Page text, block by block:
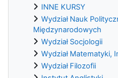
INNE KURSY
Wydział Nauk
Międzynarodowych
Wydział Socjologii
Wydział Matematyki,
Wydział Filozofii